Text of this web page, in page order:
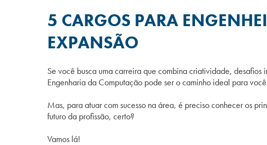
5 CARGOS PARA
EXPANSÃO
Se você busca uma carreira que combina criatividade,
Engenharia da Computação pode ser o caminho ideal para
Mas, para atuar com sucesso na área, é preciso conhecer os
futuro da profissão, certo?
Vamos lá!